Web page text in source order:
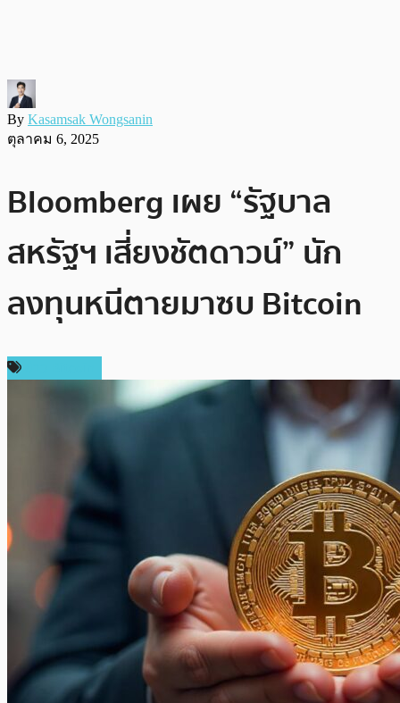
By Kasamsak Wongsanin
ตุลาคม 6, 2025
Bloomberg เผย “รัฐบาล
สหรัฐฯ เสี่ยงชัตดาวน์” นัก
ลงทุนหนีตายมาซบ Bitcoin